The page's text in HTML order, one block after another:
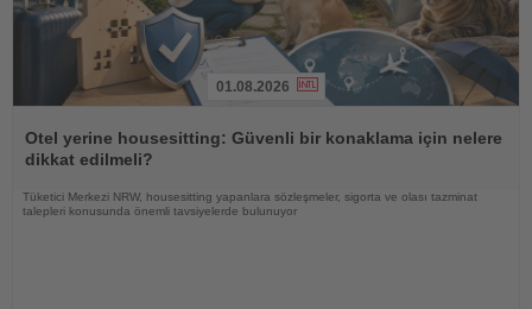
Oku
01.08.2026
Otel yerine housesitting: Güvenli bir konaklama için nelere
dikkat edilmeli?
Tüketici Merkezi NRW, housesitting yapanlara sözleşmeler, sigorta ve olası tazminat
talepleri konusunda önemli tavsiyelerde bulunuyor